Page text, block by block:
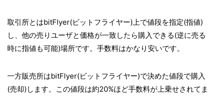
取引所とはbitFlyer(ビットフライヤー)上で値段を指定(指値)
し、他の売りユーザと価格が一致したら購入できる(逆に売る
時に指値も可能)場所です。手数料はかなり安いです。
一方販売所はbitFlyer(ビットフライヤー)で決めた値段で購入
(売却)します。この値段は約20%ほど手数料が上乗せされてま